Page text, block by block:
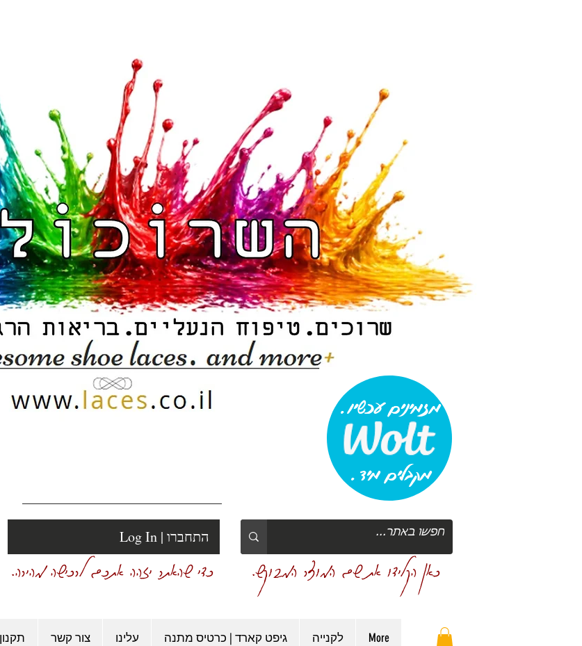
מזמינים עכשיו.
מקבלים מיד.
Log In | התחברו
כדי שהאתר יזהה אתכם לרכישה מהירה. כאן הקלידו את שם המוצר המבוקש.
צור קשר עלינו גיפט קארד | כרטיס מתנה לקנייה More